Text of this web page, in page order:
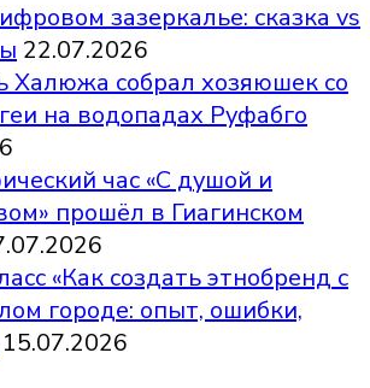
зазеркалье: сказка vs
22.07.2026
Халюжа собрал хозяюшек со
на водопадах Руфабго
час «С душой и
прошёл в Гиагинском
«Как создать этнобренд с
городе: опыт, ошибки,
15.07.2026